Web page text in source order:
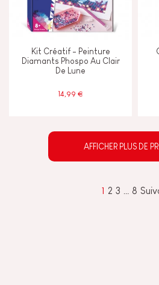
Kit Créatif - Peinture
Diamants Phospo Au Clair
De Lune
14,99 €
AFFICHER PLUS DE
1 2 3 8